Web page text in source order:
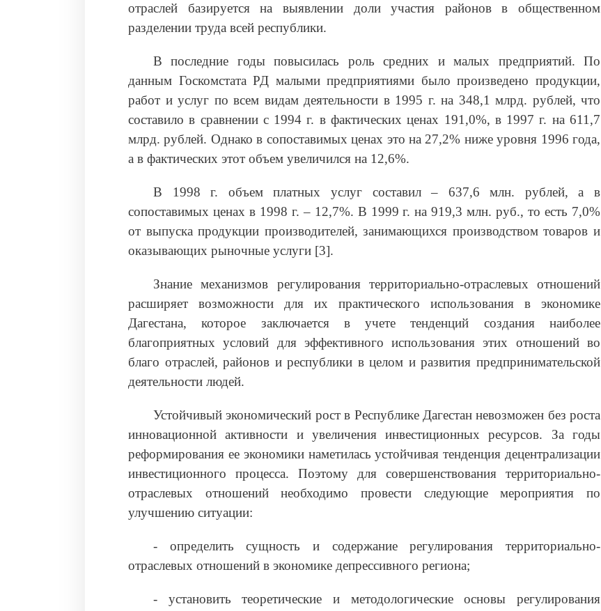
отраслей базируется на выявлении доли участия районов в общественном
разделении труда всей республики.
В последние годы повысилась роль средних и малых предприятий. По
данным Госкомстата РД малыми предприятиями было произведено продукции,
работ и услуг по всем видам деятельности в 1995 г. на 348,1 млрд. рублей, что
составило в сравнении с 1994 г. в фактических ценах 191,0%, в 1997 г. на 611,7
млрд. рублей. Однако в сопоставимых ценах это на 27,2% ниже уровня 1996 года,
а в фактических этот объем увеличился на 12,6%.
В 1998 г. объем платных услуг составил – 637,6 млн. рублей, а в
сопоставимых ценах в 1998 г. – 12,7%. В 1999 г. на 919,3 млн. руб., то есть 7,0%
от выпуска продукции производителей, занимающихся производством товаров и
оказывающих рыночные услуги [3].
Знание механизмов регулирования территориально-отраслевых отношений
расширяет возможности для их практического использования в экономике
Дагестана, которое заключается в учете тенденций создания наиболее
благоприятных условий для эффективного использования этих отношений во
благо отраслей, районов и республики в целом и развития предпринимательской
деятельности людей.
Устойчивый экономический рост в Республике Дагестан невозможен без роста
инновационной активности и увеличения инвестиционных ресурсов. За годы
реформирования ее экономики наметилась устойчивая тенденция децентрализации
инвестиционного процесса. Поэтому для совершенствования территориально-
отраслевых отношений необходимо провести следующие мероприятия по
улучшению ситуации:
‑ определить сущность и содержание регулирования территориально-
отраслевых отношений в экономике депрессивного региона;
‑ установить теоретические и методологические основы регулирования